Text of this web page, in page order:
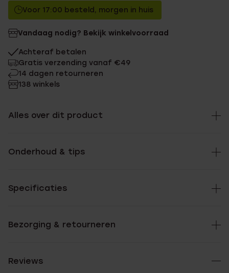
Voor 17:00 besteld, morgen in huis
Vandaag nodig? Bekijk winkelvoorraad
Achteraf betalen
Gratis verzending vanaf €49
14 dagen retourneren
138 winkels
Alles over dit product
Onderhoud & tips
Specificaties
Bezorging & retourneren
Reviews